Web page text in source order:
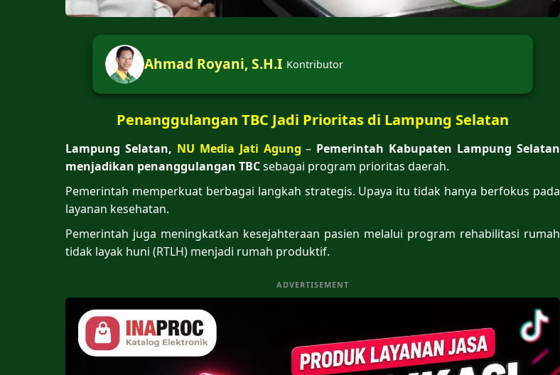
Ahmad Royani, S.H.I Kontributor
Penanggulangan TBC Jadi Prioritas di Lampung Selatan
Lampung Selatan, NU Media Jati Agung – Pemerintah Kabupaten Lampung Selatan
menjadikan penanggulangan TBCsebagai program prioritas daerah.
Pemerintah memperkuat berbagai langkah strategis. Upaya itu tidak hanya berfokus pada
layanan kesehatan.
Pemerintah juga meningkatkan kesejahteraan pasien melalui program rehabilitasi rumah
tidak layak huni (RTLH) menjadi rumah produktif.
ADVERTISEMENT